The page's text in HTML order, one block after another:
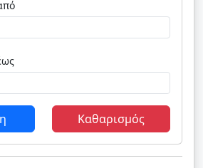
θέσεων από
θέσεων έως
Καθαρισμός